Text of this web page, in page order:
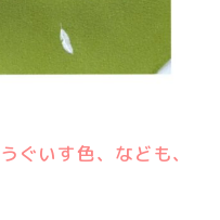
ぐいす色、なども、